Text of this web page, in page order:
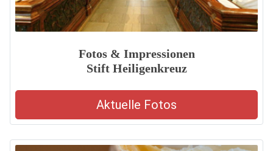
Fotos & Impressionen
Stift Heiligenkreuz
Aktuelle Fotos